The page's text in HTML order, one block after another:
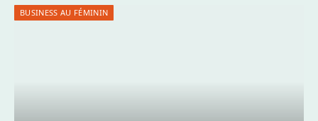
BUSINESS AU FÉMININ